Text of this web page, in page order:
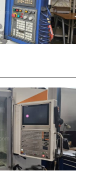
/min.
mm
mm
/min.